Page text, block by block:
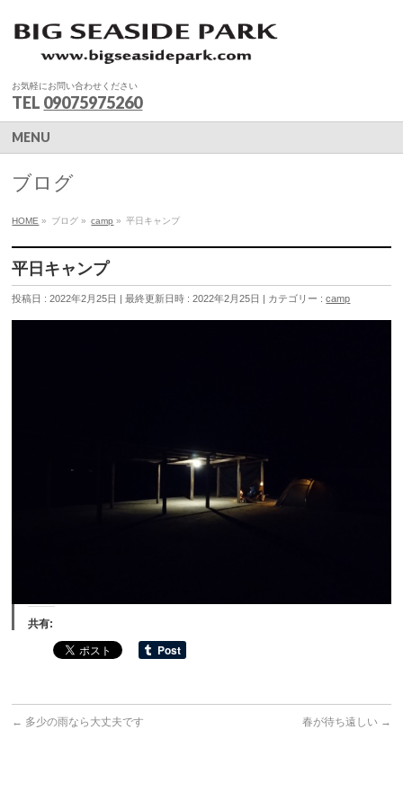
お気軽にお問い合わせください
TEL 09075975260
MENU
ブログ
HOME » ブログ » camp » 平日キャンプ
平日キャンプ
投稿日 : 2022年2月25日 最終更新日時 : 2022年2月25日 カテゴリー :camp
共有:
← 多少の雨なら大丈夫です 春が待ち遠しい →